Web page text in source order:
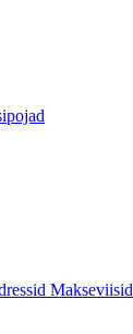
Makseviisid